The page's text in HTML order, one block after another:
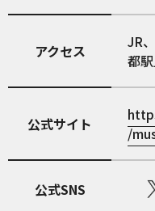
アクセス
JR
都
公式サイト
/
公式SNS